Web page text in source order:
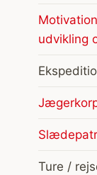
udvikling
Ture /